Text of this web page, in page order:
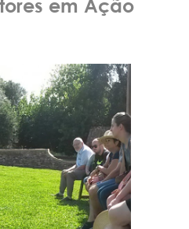
em Ação